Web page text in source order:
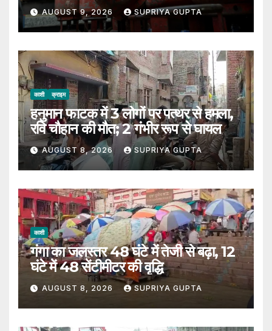
AUGUST 9, 2026 SUPRIYA GUPTA
काशी क्राइम
हनुमान फाटक में 3 लोगों पर पत्थर से हमला,
रवि चौहान की मौत; 2 गंभीर रूप से घायल
AUGUST 8, 2026 SUPRIYA GUPTA
काशी
गंगा का जलस्तर 48 घंटे में तेजी से बढ़ा, 12
घंटे में 48 सेंटीमीटर की वृद्धि
AUGUST 8, 2026 SUPRIYA GUPTA